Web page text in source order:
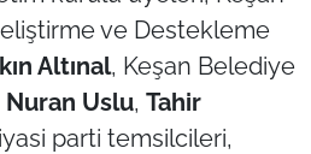
ve Destekleme
Altınal, Keşan Belediye
Nuran Uslu, Tahir
parti temsilcileri,